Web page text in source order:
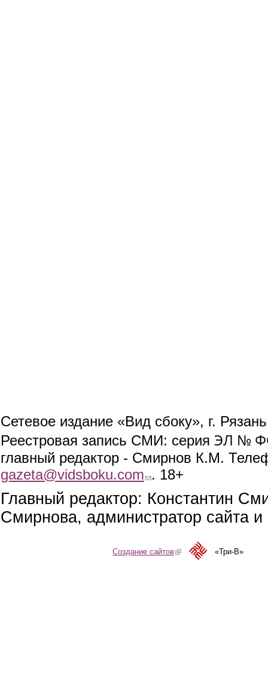
Сетевое издание «Вид сбоку», г.
Реестровая запись СМИ: серия ЭЛ №
главный редактор - Смирнов К.М.
gazeta@vidsboku.com (link sends e-mail)
. 18+
Главный редактор: Константин
Смирнова, администратор сайта
Создание сайтов(link is external)«Три-В»